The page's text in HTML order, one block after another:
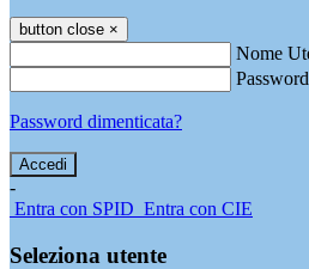
button close ×
Nome
Password
Password dimenticata?
-
Entra con SPID Entra con CIE
Seleziona utente